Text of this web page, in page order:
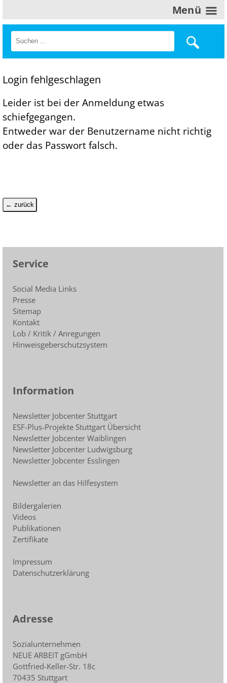
Menü
Login fehlgeschlagen
Leider ist bei der Anmeldung etwas
schiefgegangen.
Entweder war der Benutzername nicht richtig
oder das Passwort falsch.
← zurück
Service
Social Media Links
Presse
Sitemap
Kontakt
Lob / Kritik / Anregungen
Hinweisgeberschutzsystem
Information
Newsletter Jobcenter Stuttgart
ESF-Plus-Projekte Stuttgart Übersicht
Newsletter Jobcenter Waiblingen
Newsletter Jobcenter Ludwigsburg
Newsletter Jobcenter Esslingen
Newsletter an das Hilfesystem
Bildergalerien
Videos
Publikationen
Zertifikate
Impressum
Datenschutzerklärung
Adresse
Sozialunternehmen
NEUE ARBEIT gGmbH
Gottfried-Keller-Str. 18c
70435 Stuttgart